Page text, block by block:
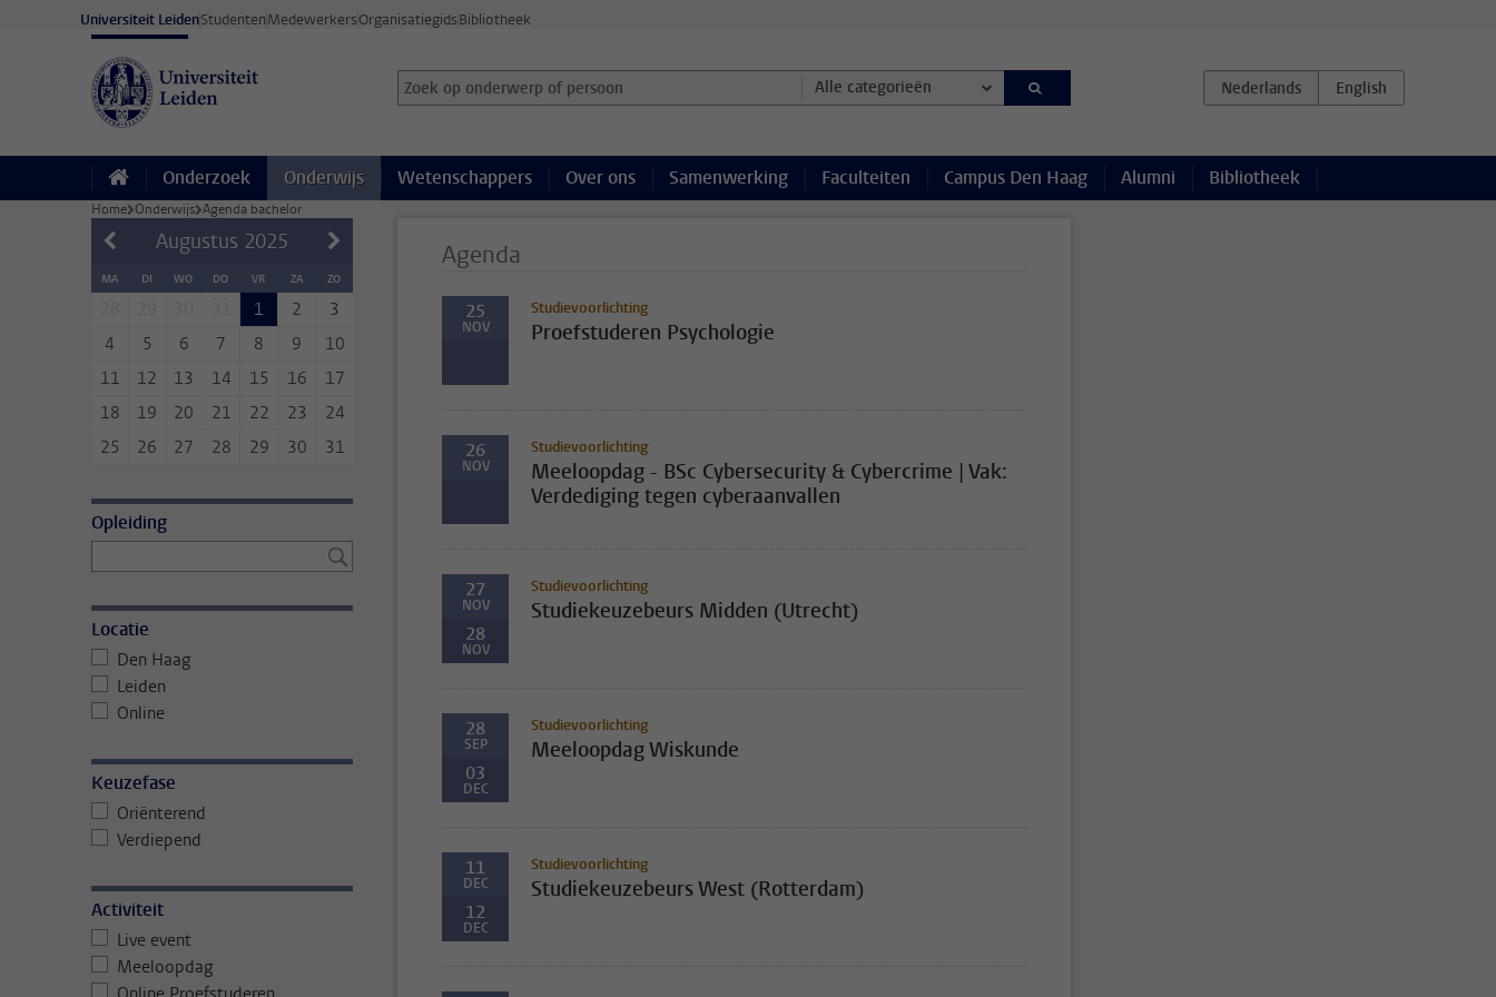
Ga direct naar de inhoud
Universiteit LeidenStudentenMedewerkersOrganisatiegidsBibliotheek
Zoek op onderwerp of persoon en selecteer categorie
Zoekterm Alle categorieën
Onderzoek Onderwijs Wetenschappers Over ons Samenwerking Faculteiten Campus Den Haag Alumni Bibliotheek
Home Onderwijs Agenda bachelor
Augustus 2025
MA DI WO DO VR ZA ZO
1 2
3
4
5 6 7 8 9
10
11
12 13 14 15 16
17
18
19 20 21 22 23
24
25
26 27 28 29 30 31
Opleiding
Locatie
Den Haag
Leiden
Online
Keuzefase
Oriënterend
Verdiepend
Activiteit
Live event
Meeloopdag
Agenda
25
NOV
Studievoorlichting
Proefstuderen Psychologie
26
NOV
Studievoorlichting
Meeloopdag - BSc Cybersecurity & Cybercrime | Vak:
Verdediging tegen cyberaanvallen
27
NOV
28
NOV
Studievoorlichting
Studiekeuzebeurs Midden (Utrecht)
28
SEP
03
DEC
Studievoorlichting
Meeloopdag Wiskunde
11
DEC
12
DEC
Studievoorlichting
Studiekeuzebeurs West (Rotterdam)